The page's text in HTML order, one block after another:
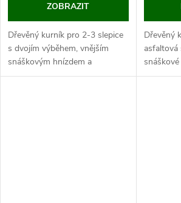
ZOBRAZIT
Dřevěný kurník pro 2-3 slepice
s dvojím výběhem, vnějším
snáškovým hnízdem a
vysouvatelným trusníkem,
Dřevěný
asfaltová